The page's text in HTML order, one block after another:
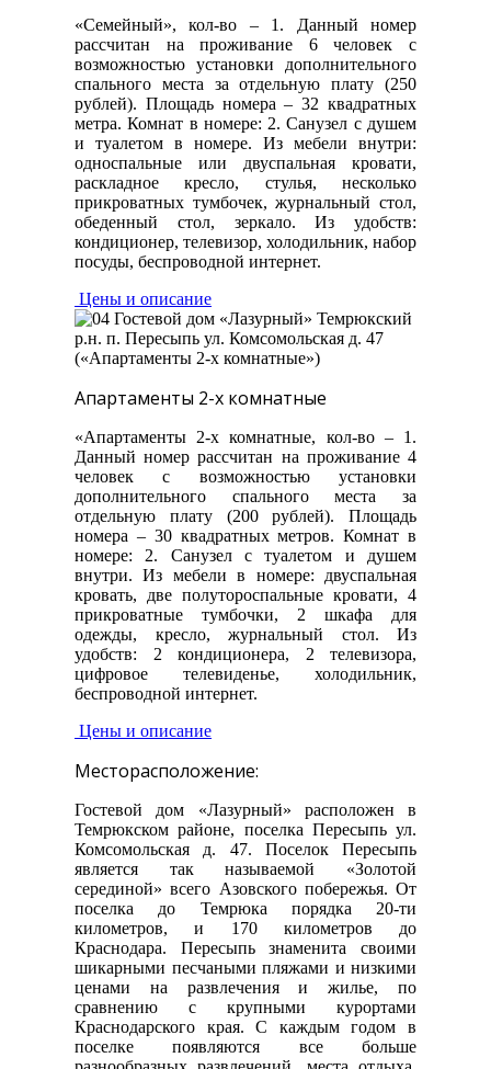
«Семейный», кол-во – 1. Данный номер
рассчитан на проживание 6 человек с
возможностью установки дополнительного
спального места за отдельную плату (250
рублей). Площадь номера – 32 квадратных
метра. Комнат в номере: 2. Санузел с душем
и туалетом в номере. Из мебели внутри:
односпальные или двуспальная кровати,
раскладное кресло, стулья, несколько
прикроватных тумбочек, журнальный стол,
обеденный стол, зеркало. Из удобств:
кондиционер, телевизор, холодильник, набор
посуды, беспроводной интернет.
Цены и описание
Апартаменты 2-х комнатные
«Апартаменты 2-х комнатные, кол-во – 1.
Данный номер рассчитан на проживание 4
человек с возможностью установки
дополнительного спального места за
отдельную плату (200 рублей). Площадь
номера – 30 квадратных метров. Комнат в
номере: 2. Санузел с туалетом и душем
внутри. Из мебели в номере: двуспальная
кровать, две полутороспальные кровати, 4
прикроватные тумбочки, 2 шкафа для
одежды, кресло, журнальный стол. Из
удобств: 2 кондиционера, 2 телевизора,
цифровое телевиденье, холодильник,
беспроводной интернет.
Цены и описание
Месторасположение:
Гостевой дом «Лазурный» расположен в
Темрюкском районе, поселка Пересыпь ул.
Комсомольская д. 47. Поселок Пересыпь
является так называемой «Золотой
серединой» всего Азовского побережья. От
поселка до Темрюка порядка 20-ти
километров, и 170 километров до
Краснодара. Пересыпь знаменита своими
шикарными песчаными пляжами и низкими
ценами на развлечения и жилье, по
сравнению с крупными курортами
Краснодарского края. С каждым годом в
поселке появляются все больше